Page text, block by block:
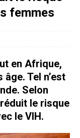
femmes
en Afrique,
Tel n’est
Selon
le risque
le VIH.